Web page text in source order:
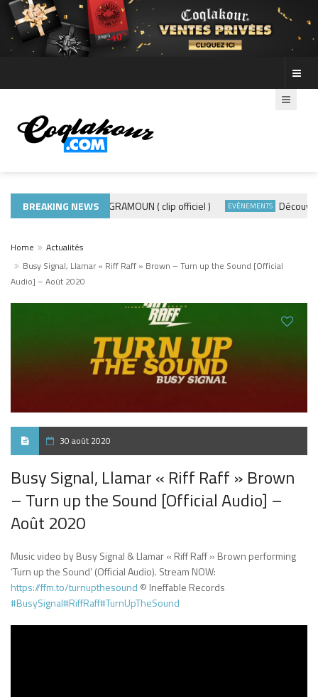
BREAKING NEWS
ACTUALITÉS ADE440 – GRAMOUN ( clip officiel ) EVÈNEMENTS Découvre les
Home
Actualités
Busy Signal, Llamar « Riff Raff » Brown – Turn up the Sound [Official
Audio] – Août 2020
30 août 2020
Busy Signal, Llamar « Riff Raff » Brown
– Turn up the Sound [Official Audio] –
Août 2020
Music video by Busy Signal & Llamar « Riff Raff » Brown performing
‘Turn up the Sound’ (Official Audio). Stream NOW:
https://ffm.to/turnupthesound © Ineffable Records
#BusySignal#RiffRaff#TurnUpTheSound